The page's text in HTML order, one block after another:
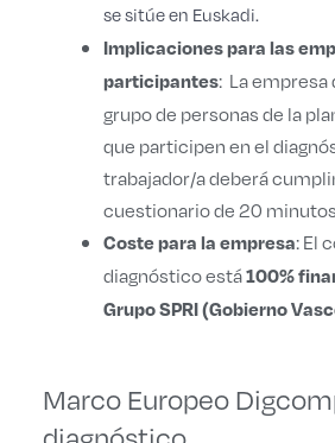
se sitúe en Euskadi.
Implicaciones para las
participantes: La empresa
grupo de personas de la
que participen en el
trabajador/a deberá
cuestionario de 20
Coste para la empresa: El
diagnóstico está100%
Grupo SPRI (Gobierno
Marco Europeo